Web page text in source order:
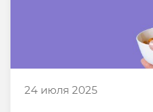
24 июля 2025